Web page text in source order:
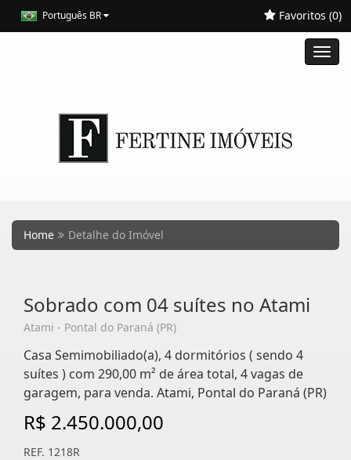
Português BR Favoritos (0)
Home Detalhe do Imóvel
Sobrado com 04 suítes no Atami
Atami - Pontal do Paraná (PR)
Casa Semimobiliado(a), 4 dormitórios ( sendo 4
suítes ) com 290,00 m² de área total, 4 vagas de
garagem, para venda. Atami, Pontal do Paraná (PR)
R$ 2.450.000,00
REF. 1218R